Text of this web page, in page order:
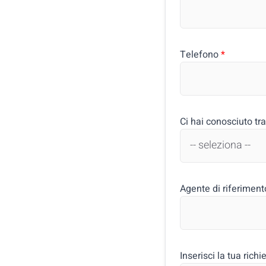
Telefono*
Ci hai conosciuto
Agente di
Inserisci la tua